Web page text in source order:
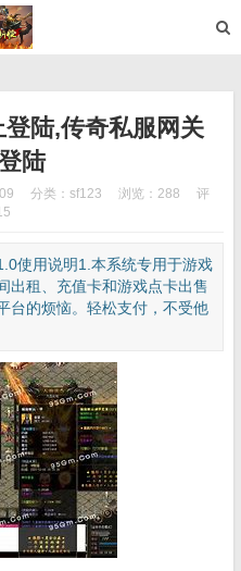
陆,传奇私服网关
陆
分类： sf123 浏览：288
评
使用说明1.本系统专用于游戏
出租、充值卡和游戏点卡出售
台的烦恼。轻松支付，不受他